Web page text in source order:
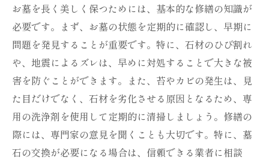
お墓修繕が長持ちのカギ
修繕でお墓を守るための秘訣
長持ちするお墓の修繕技法
お墓の寿命を延ばす修繕方法
修繕で実現するお墓の耐久性
お墓修繕で長持ちを目指す
お墓の維持に欠かせない修繕のポイント
お墓を長く美しく保つためには、基本的な修繕の知識が
必要です。まず、お墓の状態を定期的に確認し、早期に
問題を発見することが重要です。特に、石材のひび割れ
や、地震によるズレは、早めに対処することで大きな被
害を防ぐことができます。また、苔やカビの発生は、見
た目だけでなく、石材を劣化させる原因となるため、専
用の洗浄剤を使用して定期的に清掃しましょう。修繕の
際には、専門家の意見を聞くことも大切です。特に、墓
石の交換が必要になる場合は、信頼できる業者に相談